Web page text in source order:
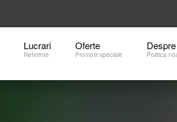
Lucrari
Referinte
Oferte
Promotii speciale Politica